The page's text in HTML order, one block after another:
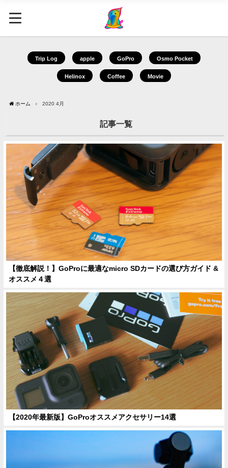
Trip Log apple GoPro Osmo Pocket
Helinox Coffee Movie
ホーム 2020 4月
記事一覧
【徹底解説！】GoProに最適なmicro SDカードの選び方ガイド &
オススメ４選
【2020年最新版】GoProオススメアクセサリー14選